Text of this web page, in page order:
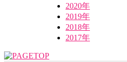
2020年
2019年
2018年
2017年